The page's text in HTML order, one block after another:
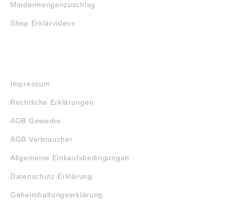
Mindermengenzuschlag
Shop Erklärvideos
Impressum
Rechtliche Erklärungen
AGB Gewerbe
AGB Verbraucher
Allgemeine Einkaufsbedingungen
Datenschutz-Erklärung
Geheimhaltungserklärung